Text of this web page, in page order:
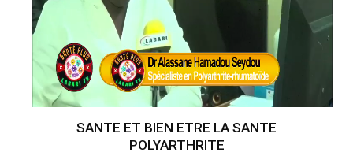
SANTE ET BIEN ETRE LA SANTE
POLYARTHRITE